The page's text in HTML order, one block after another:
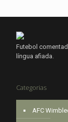
Futebol
língua afiada.
Categorias
AFC